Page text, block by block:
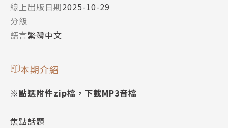
線上出版日期2025-10-29
分級
語言繁體中文
本期介紹
※點選附件zip檔，下載MP3音檔
焦點話題